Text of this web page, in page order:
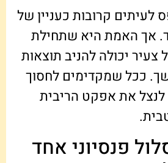
לעיתים קרובות כעניין של
אך האמת היא שתחילת
צעיר יכולה להניב תוצאות
ככל שמקדימים לחסוך
לנצל את אפקט הריבית
2: מסלול פנסיוני אחד